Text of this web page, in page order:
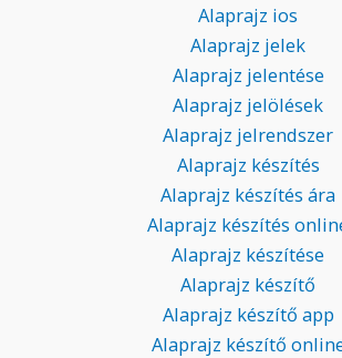
Alaprajz ios
Alaprajz jelek
Alaprajz jelentése
Alaprajz jelölések
Alaprajz jelrendszer
Alaprajz készítés
Alaprajz készítés ára
Alaprajz készítés
Alaprajz készítése
Alaprajz készítő
Alaprajz készítő app
Alaprajz készítő